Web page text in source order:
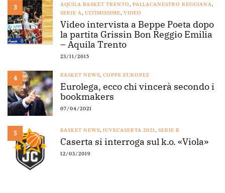
3 AQUILA BASKET TRENTO, PALLACANESTRO REGGIANA,
SERIE A, ULTIMISSIME, VIDEO
Video intervista a Beppe Poeta dopo
la partita Grissin Bon Reggio Emilia
– Aquila Trento
23/11/2015
4 BASKET NEWS, COPPE EUROPEE
Eurolega, ecco chi vincerà secondo i
bookmakers
07/04/2021
5 BASKET NEWS, JUVECASERTA 2021, SERIE B
Caserta si interroga sul k.o. «Viola»
12/03/2019